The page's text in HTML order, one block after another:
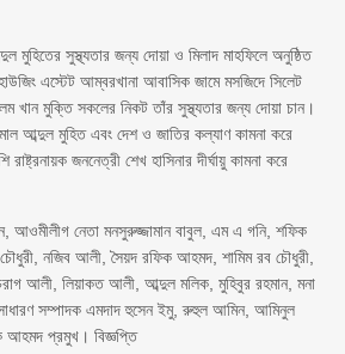
মুহিতের সুস্থ্যতার জন্য দোয়া ও মিলাদ মাহফিলে অনুষ্ঠিত
এস্টেট আম্বরখানা আবাসিক জামে মসজিদে সিলেট
খান মুক্তি সকলের নিকট তাঁর সুস্থ্যতার জন্য দোয়া চান।
আব্দুল মুহিত এবং দেশ ও জাতির কল্যাণ কামনা করে
জননেত্রী শেখ হাসিনার দীর্ঘায়ু কামনা করে
আওমীলীগ নেতা মনসুরুজ্জামান বাবুল, এম এ গনি, শফিক
নজিব আলী, সৈয়দ রফিক আহমদ, শামিম রব চৌধুরী,
আলী, লিয়াকত আলী, আব্দুল মলিক, মুহিবুর রহমান, মনা
সম্পাদক এমদাদ হুসেন ইমু, রুহুল আমিন, আমিনুল
আহমদ প্রমুখ। বিজ্ঞপ্তি